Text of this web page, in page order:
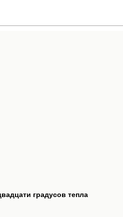
градусов тепла